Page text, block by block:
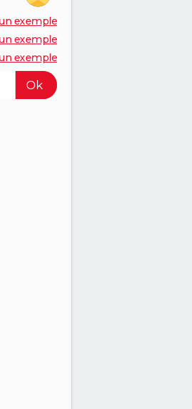
exemple
exemple
exemple